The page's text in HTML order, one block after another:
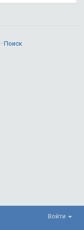
Войти
· Поиск